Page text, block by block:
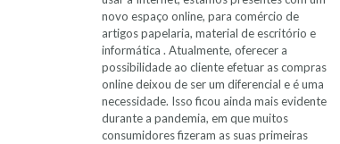
novo espaço online, para comércio de
artigos papelaria, material de escritório e
informática . Atualmente, oferecer a
possibilidade ao cliente efetuar as compras
online deixou de ser um diferencial e é uma
necessidade. Isso ficou ainda mais evidente
durante a pandemia, em que muitos
consumidores fizeram as suas primeiras